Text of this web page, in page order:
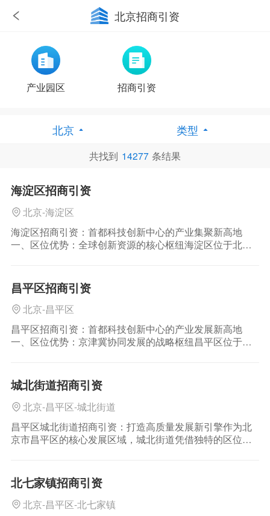
北京招商引资
产业园区 招商引资
北京 类型
共找到 14277 条结果
海淀区招商引资
北京-海淀区
海淀区招商引资：首都科技创新中心的产业集聚新高地
一、区位优势：全球创新资源的核心枢纽海淀区位于北京
大学等 68
昌平区招商引资
北京-昌平区
昌平区招商引资：首都科技创新中心的产业发展新高地
一、区位优势：京津冀协同发展的战略枢纽昌平区位于北
发区）重要承载地
城北街道招商引资
北京-昌平区-城北街道
昌平区城北街道招商引资：打造高质量发展新引擎作为北
京市昌平区的核心发展区域，城北街道凭借独特的区位优
工作持续深化，通过优化服务
北七家镇招商引资
北京-昌平区-北七家镇